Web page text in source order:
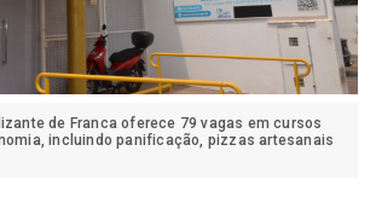
de Franca oferece 79 vagas em cursos
incluindo panificação, pizzas artesanais